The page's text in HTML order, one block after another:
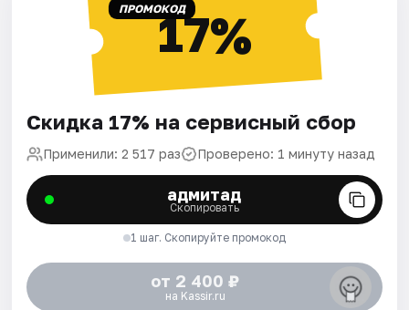
ПРОМОКОД17%
Скидка 17% на сервисный сбор
Применили: 2 517 раз Проверено: 1 минуту назад
адмитад
Скопировать
1 шаг. Скопируйте промокод
от 2 400 ₽
на Kassir.ru